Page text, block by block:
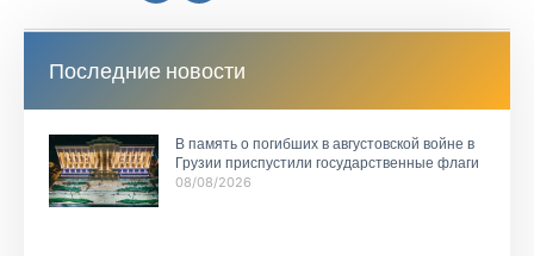
Последние новости
В память о погибших в августовской войне в
Грузии приспустили государственные флаги
08/08/2026